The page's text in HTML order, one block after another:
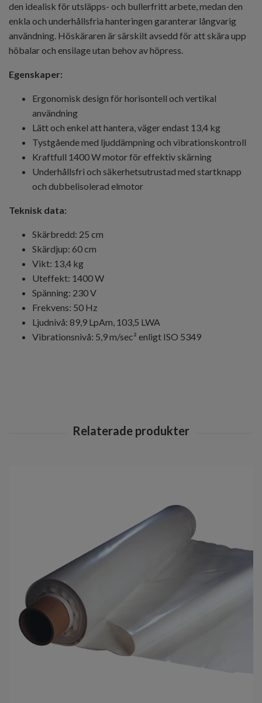
den idealisk för utsläpps- och bullerfritt arbete, medan den
enkla och underhållsfria hanteringen garanterar långvarig
användning. Höskäraren är särskilt avsedd för att skära upp
höbalar och ensilage utan behov av höpress.
Egenskaper:
Ergonomisk design för horisontell och vertikal
användning
Lätt och enkel att hantera, väger endast 13,4 kg
Tystgående med ljuddämpning och vibrationskontroll
Kraftfull 1400 W motor för effektiv skärning
Underhållsfri och säkerhetsutrustad med startknapp
och dubbelisolerad elmotor
Teknisk data:
Skärbredd: 25 cm
Skärdjup: 60 cm
Vikt: 13,4 kg
Uteffekt: 1400 W
Spänning: 230 V
Frekvens: 50 Hz
Ljudnivå: 89,9 LpAm, 103,5 LWA
Vibrationsnivå: 5,9 m/sec² enligt ISO 5349